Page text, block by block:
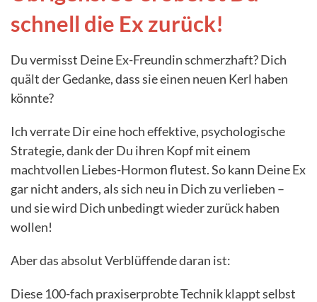
schnell die Ex zurück!
Du vermisst Deine Ex-Freundin schmerzhaft? Dich
quält der Gedanke, dass sie einen neuen Kerl haben
könnte?
Ich verrate Dir eine hoch effektive, psychologische
Strategie, dank der Du ihren Kopf mit einem
machtvollen Liebes-Hormon flutest. So kann Deine Ex
gar nicht anders, als sich neu in Dich zu verlieben –
und sie wird Dich unbedingt wieder zurück haben
wollen!
Aber das absolut Verblüffende daran ist:
Diese 100-fach praxiserprobte Technik klappt selbst